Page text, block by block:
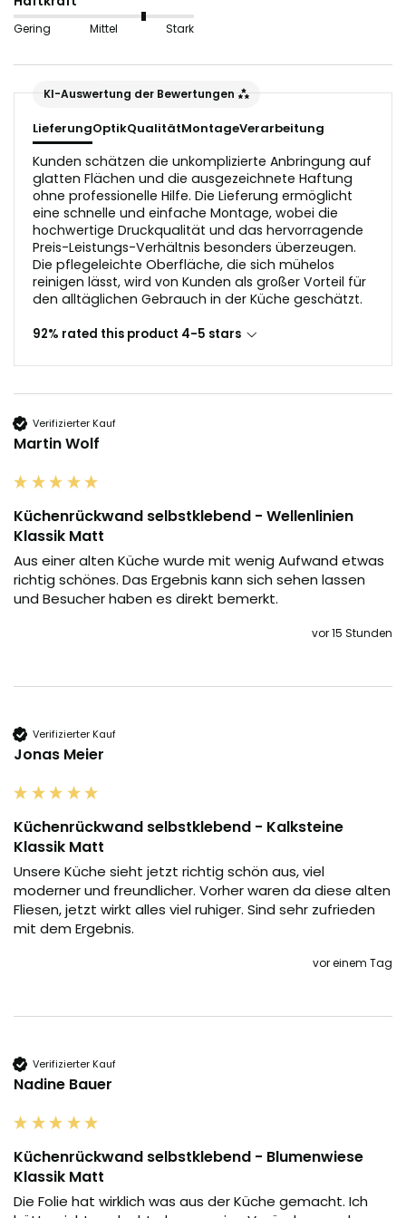
ondulate o trucioli di legno non sono adatti in questo
luce nell'aspetto del vetro.
Prima dell'applicazione, il substrato deve essere privo
di polvere e grasso.
Gering Mittel Stark
KI-Auswertung der Bewertungen
LieferungOptikQualitätMontageVerarbeitung
Kunden schätzen die unkomplizierte Anbringung auf
glatten Flächen und die ausgezeichnete Haftung
ohne professionelle Hilfe. Die Lieferung ermöglicht
eine schnelle und einfache Montage, wobei die
hochwertige Druckqualität und das hervorragende
Preis-Leistungs-Verhältnis besonders überzeugen.
Die pflegeleichte Oberfläche, die sich mühelos
reinigen lässt, wird von Kunden als großer Vorteil für
den alltäglichen Gebrauch in der Küche geschätzt.
92% rated this product 4-5 stars
Verifizierter Kauf
Martin Wolf
Küchenrückwand selbstklebend - Wellenlinien
Klassik Matt
Aus einer alten Küche wurde mit wenig Aufwand etwas
richtig schönes. Das Ergebnis kann sich sehen lassen
und Besucher haben es direkt bemerkt.
vor 15 Stunden
Verifizierter Kauf
Jonas Meier
Küchenrückwand selbstklebend - Kalksteine
Klassik Matt
Unsere Küche sieht jetzt richtig schön aus, viel
moderner und freundlicher. Vorher waren da diese alten
Fliesen, jetzt wirkt alles viel ruhiger. Sind sehr zufrieden
mit dem Ergebnis.
vor einem Tag
Verifizierter Kauf
Nadine Bauer
Küchenrückwand selbstklebend - Blumenwiese
Klassik Matt
Die Folie hat wirklich was aus der Küche gemacht. Ich